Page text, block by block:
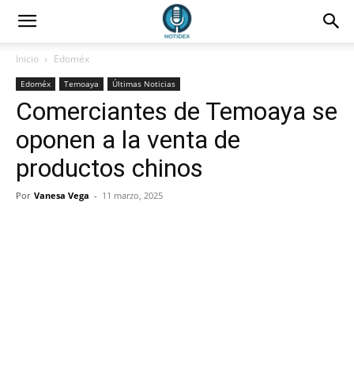
Inicio Edoméx
Edoméx Temoaya Últimas Noticias
Comerciantes de Temoaya se
oponen a la venta de
productos chinos
Por Vanesa Vega - 11 marzo, 2025